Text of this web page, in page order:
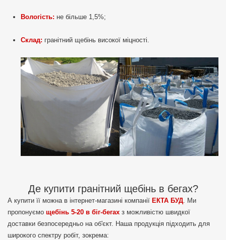
Вологість: не більше 1,5%;
Склад: гранітний щебінь високої міцності.
Де купити гранітний щебінь в бегах?
А купити її можна в інтернет-магазині компанії ЕКТА БУД. Ми
пропонуємо щебінь 5-20 в біг-бегах з можливістю швидкої
доставки безпосередньо на об'єкт. Наша продукція підходить для
широкого спектру робіт, зокрема: